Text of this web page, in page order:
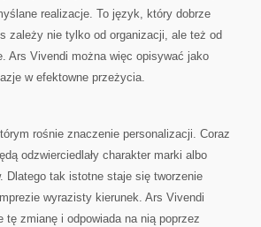
realizacje. To język, który dobrze
zależy nie tylko od organizacji, ale też od
Ars Vivendi można więc opisywać jako
w efektowne przeżycia.
rośnie znaczenie personalizacji. Coraz
odzwierciedlały charakter marki albo
Dlatego tak istotne staje się tworzenie
wyrazisty kierunek. Ars Vivendi
zmianę i odpowiada na nią poprzez